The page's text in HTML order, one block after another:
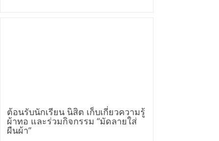
ต้อนรับนักเรียน นิสิต เก็บเกี่ยวความรู้
ผ้าทอ และร่วมกิจกรรม “มัดลายใส่
ผืนผ้า”